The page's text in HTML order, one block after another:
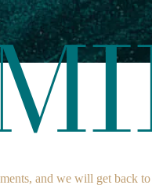
and we will get back